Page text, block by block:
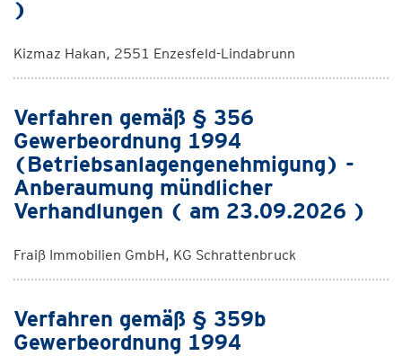
)
Kizmaz Hakan, 2551 Enzesfeld-Lindabrunn
Verfahren gemäß § 356
Gewerbeordnung 1994
(Betriebsanlagengenehmigung) -
Anberaumung mündlicher
Verhandlungen ( am 23.09.2026 )
Fraiß Immobilien GmbH, KG Schrattenbruck
Verfahren gemäß § 359b
Gewerbeordnung 1994